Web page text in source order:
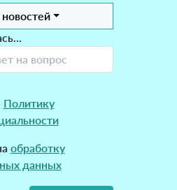
Политику
обработку
данных